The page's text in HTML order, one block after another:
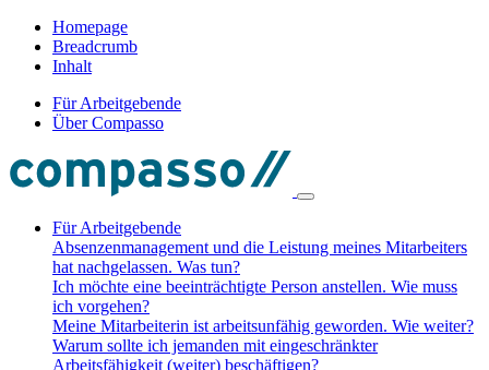
Homepage
Breadcrumb
Inhalt
Für Arbeitgebende
Über Compasso
Für Arbeitgebende
Absenzenmanagement und die Leistung meines Mitarbeiters
hat nachgelassen. Was tun?
Ich möchte eine beeinträchtigte Person anstellen. Wie muss
ich vorgehen?
Meine Mitarbeiterin ist arbeitsunfähig geworden. Wie weiter?
Warum sollte ich jemanden mit eingeschränkter
Arbeitsfähigkeit (weiter) beschäftigen?